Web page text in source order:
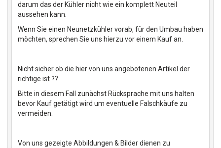
darum das der Kühler nicht wie ein komplett Neuteil
aussehen kann.
Wenn Sie einen Neunetzkühler vorab, für den Umbau haben
möchten, sprechen Sie uns hierzu vor einem Kauf an.
Nicht sicher ob die hier von uns angebotenen Artikel der
richtige ist ??
Bitte in diesem Fall zunächst Rücksprache mit uns halten
bevor Kauf getätigt wird um eventuelle Falschkäufe zu
vermeiden.
Von uns gezeigte Abbildungen & Bilder dienen zu